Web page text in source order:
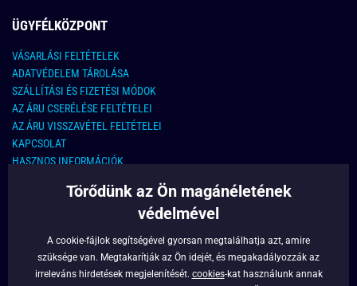
ÜGYFÉLKÖZPONT
VÁSARLÁSI FELTÉTELEK
ADATVÉDELEM TÁROLÁSA
SZÁLLÍTÁSI ÉS FIZETÉSI MÓDOK
AZ ÁRU CSERÉLÉSE FELTÉTELEI
AZ ÁRU VISSZAVÉTEL FELTÉTELEI
KAPCSOLAT
HASZNOS INFORMÁCIÓK
KAPCSOLAT
info@legyferfi.hu
FONTOS INFORMÁCIÓK
Törődünk az Ön magánéletének
védelmével
A cookie-fájlok segítségével gyorsan megtalálhatja azt, amire
szüksége van. Megtakarítják az Ön idejét, és megakadályozzák az
irreleváns hirdetések megjelenítését. cookies-kat használunk annak